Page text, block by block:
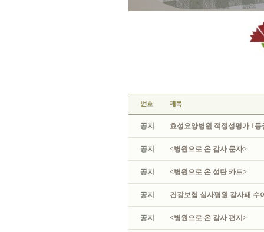
공지 효성요양병원 적정성평가 1등
공지 <병원으로 온 감사 문자>
공지 <병원으로 온 성탄 카드>
공지 건강보험 심사평원 감사패 수
공지 <병원으로 온 감사 편지>